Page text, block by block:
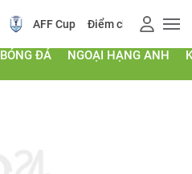
AFF Cup Điểm chuẩn 2026
BÓNG ĐÁ NGOẠI HẠNG ANH